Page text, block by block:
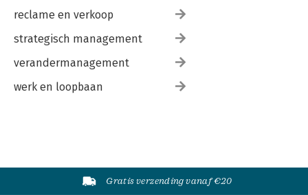
reclame en verkoop
strategisch management
verandermanagement
werk en loopbaan
Gratis verzending vanaf €20